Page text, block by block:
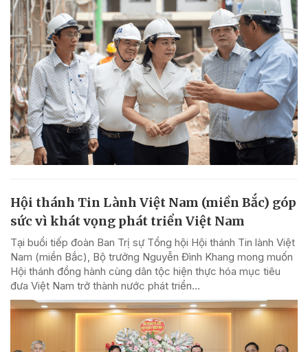
Hội thánh Tin Lành Việt Nam (miền Bắc) góp
sức vì khát vọng phát triển Việt Nam
Tại buổi tiếp đoàn Ban Trị sự Tổng hội Hội thánh Tin lành Việt
Nam (miền Bắc), Bộ trưởng Nguyễn Đình Khang mong muốn
Hội thánh đồng hành cùng dân tộc hiện thực hóa mục tiêu
đưa Việt Nam trở thành nước phát triển...